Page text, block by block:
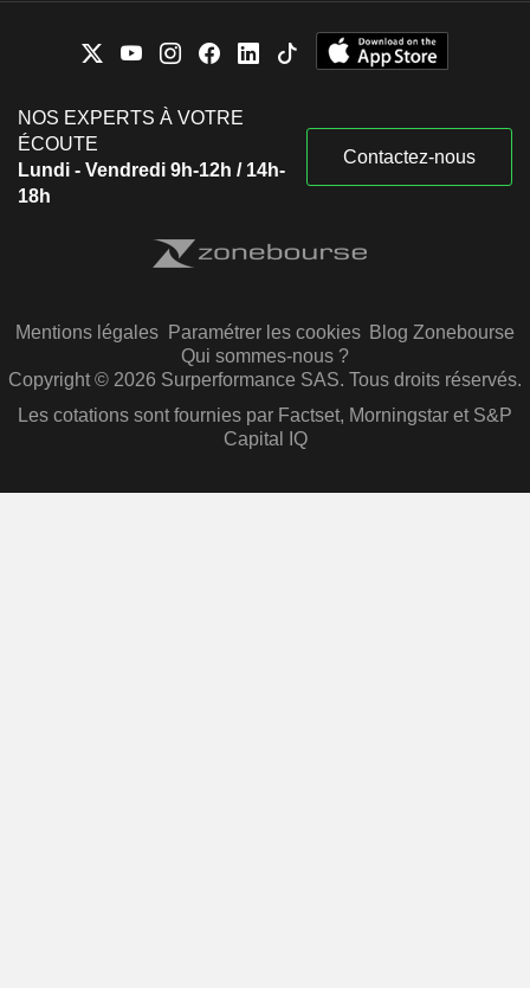
NOS EXPERTS À VOTRE
ÉCOUTE
Lundi - Vendredi 9h-12h / 14h-
18h
Contactez-nous
Mentions légales Paramétrer les cookies Blog Zonebourse
Qui sommes-nous ?
Copyright © 2026 Surperformance SAS. Tous droits réservés.
Les cotations sont fournies par Factset, Morningstar et S&P
Capital IQ